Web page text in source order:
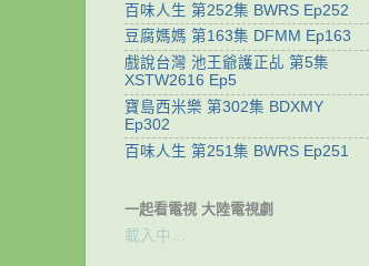
百味人生 第252集 BWRS Ep252
豆腐媽媽 第163集 DFMM Ep163
戲說台灣 池王爺護正乩 第5集
XSTW2616 Ep5
寶島西米樂 第302集 BDXMY
Ep302
百味人生 第251集 BWRS Ep251
一起看電視 大陸電視劇
載入中…